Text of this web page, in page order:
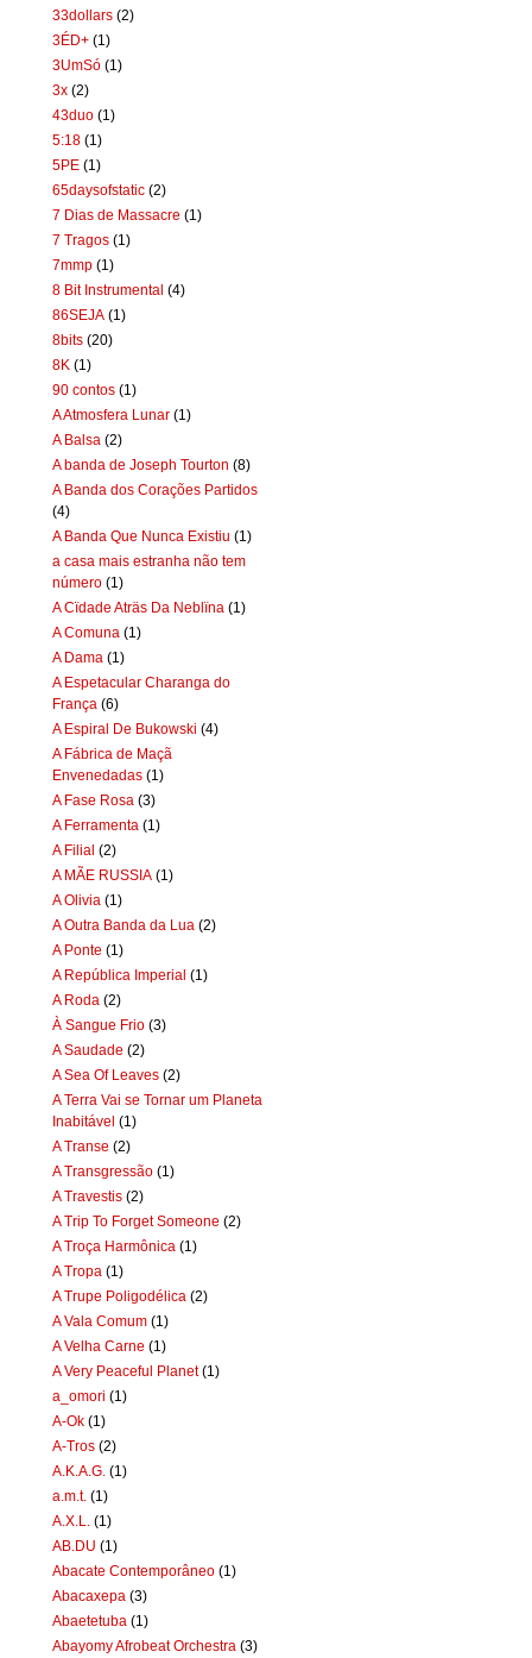
33dollars (2)
3ÉD+ (1)
3UmSó (1)
3x (2)
43duo (1)
5:18 (1)
5PE (1)
65daysofstatic (2)
7 Dias de Massacre (1)
7 Tragos (1)
7mmp (1)
8 Bit Instrumental (4)
86SEJA (1)
8bits (20)
8K (1)
90 contos (1)
A Atmosfera Lunar (1)
A Balsa (2)
A banda de Joseph Tourton (8)
A Banda dos Corações Partidos
(4)
A Banda Que Nunca Existiu (1)
a casa mais estranha não tem
número (1)
A Cïdade Aträs Da Neblïna (1)
A Comuna (1)
A Dama (1)
A Espetacular Charanga do
França (6)
A Espiral De Bukowski (4)
A Fábrica de Maçã
Envenedadas (1)
A Fase Rosa (3)
A Ferramenta (1)
A Filial (2)
A MÃE RUSSIA (1)
A Olivia (1)
A Outra Banda da Lua (2)
A Ponte (1)
A República Imperial (1)
A Roda (2)
À Sangue Frio (3)
A Saudade (2)
A Sea Of Leaves (2)
A Terra Vai se Tornar um Planeta
Inabitável (1)
A Transe (2)
A Transgressão (1)
A Travestis (2)
A Trip To Forget Someone (2)
A Troça Harmônica (1)
A Tropa (1)
A Trupe Poligodélica (2)
A Vala Comum (1)
A Velha Carne (1)
A Very Peaceful Planet (1)
a_omori (1)
A-Ok (1)
A-Tros (2)
A.K.A.G. (1)
a.m.t. (1)
A.X.L.
(1)
AB.DU (1)
Abacate Contemporâneo (1)
Abacaxepa (3)
Abaetetuba (1)
Abayomy Afrobeat Orchestra (3)